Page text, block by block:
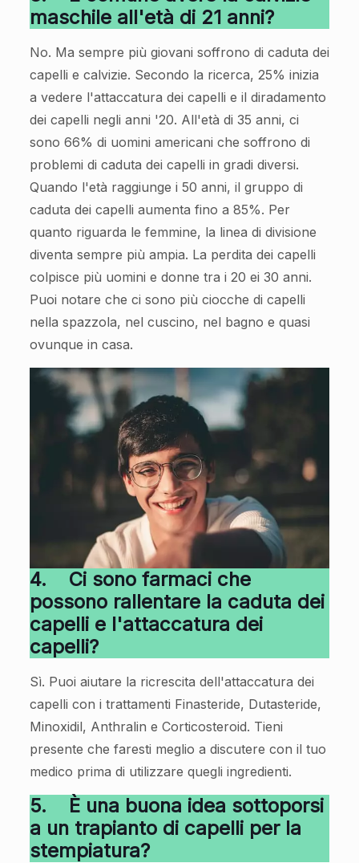
maschile all'età di 21 anni?
No. Ma sempre più giovani soffrono di caduta dei
capelli e calvizie. Secondo la ricerca, 25% inizia
a vedere l'attaccatura dei capelli e il diradamento
dei capelli negli anni '20. All'età di 35 anni, ci
sono 66% di uomini americani che soffrono di
problemi di caduta dei capelli in gradi diversi.
Quando l'età raggiunge i 50 anni, il gruppo di
caduta dei capelli aumenta fino a 85%. Per
quanto riguarda le femmine, la linea di divisione
diventa sempre più ampia. La perdita dei capelli
colpisce più uomini e donne tra i 20 ei 30 anni.
Puoi notare che ci sono più ciocche di capelli
nella spazzola, nel cuscino, nel bagno e quasi
ovunque in casa.
4. Ci sono farmaci che
possono rallentare la caduta dei
capelli e l'attaccatura dei
capelli?
Sì. Puoi aiutare la ricrescita dell'attaccatura dei
capelli con i trattamenti Finasteride, Dutasteride,
Minoxidil, Anthralin e Corticosteroid. Tieni
presente che faresti meglio a discutere con il tuo
medico prima di utilizzare quegli ingredienti.
5. È una buona idea sottoporsi
a un trapianto di capelli per la
stempiatura?